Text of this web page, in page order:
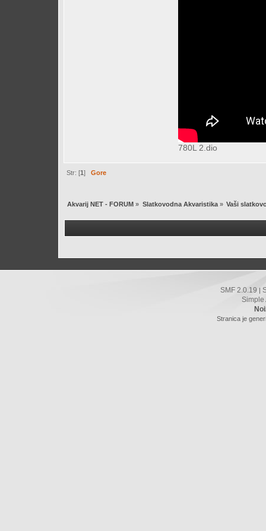
780L 2.dio
Str: [1]Gore
Akvarij NET - FORUM » Slatkovodna Akvaristika» Vaši
SMF 2.0.19 |
Simple
Stranica je